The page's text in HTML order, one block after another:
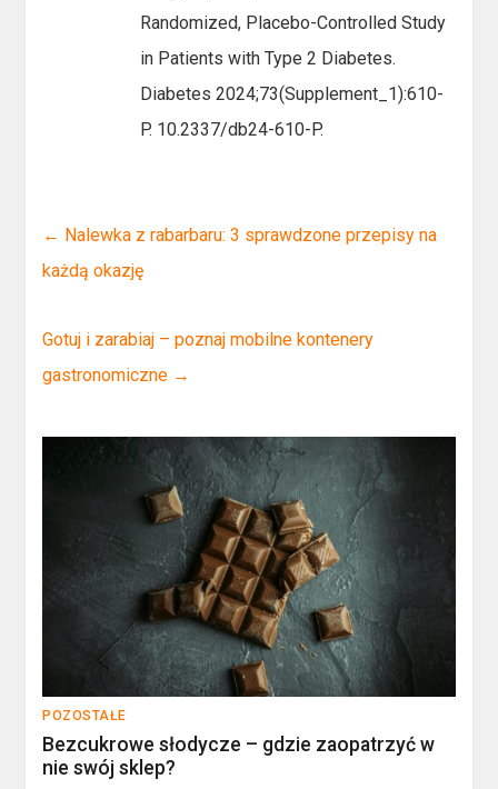
Randomized, Placebo-Controlled Study
in Patients with Type 2 Diabetes.
Diabetes 2024;73(Supplement_1):610-
P. 10.2337/db24-610-P.
← Nalewka z rabarbaru: 3 sprawdzone przepisy na
każdą okazję
Gotuj i zarabiaj – poznaj mobilne kontenery
gastronomiczne →
POZOSTAŁE
Bezcukrowe słodycze – gdzie zaopatrzyć w
nie swój sklep?